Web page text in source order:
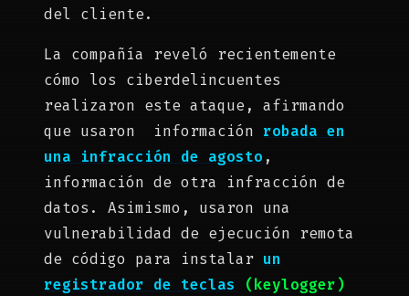
del cliente.
La compañía reveló recientemente
cómo los ciberdelincuentes
realizaron este ataque, afirmando
que usaron información robada en
una infracción de agosto ,
información de otra infracción de
datos. Asimismo, usaron una
vulnerabilidad de ejecución remota
de código para instalar un
registrador de teclas (keylogger)